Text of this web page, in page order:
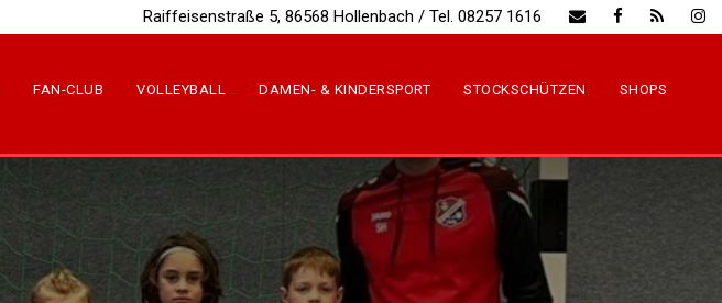
Raiffeisenstraße 5, 86568 Hollenbach / Tel. 08257 1616
FAN-CLUB VOLLEYBALL DAMEN- & KINDERSPORT STOCKSCHÜTZEN SHOPS